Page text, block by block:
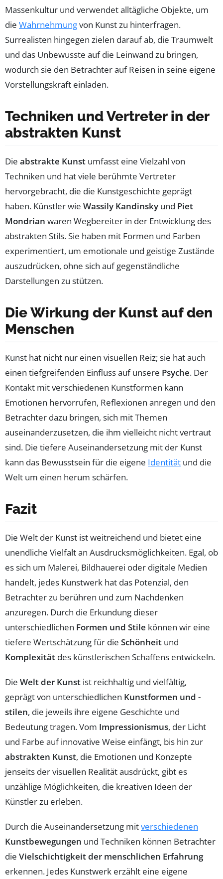
Massenkultur und verwendet alltägliche Objekte, um
die Wahrnehmungvon Kunst zu hinterfragen.
Surrealisten hingegen zielen darauf ab, die Traumwelt
und das Unbewusste auf die Leinwand zu bringen,
wodurch sie den Betrachter auf Reisen in seine eigene
Vorstellungskraft einladen.
Techniken und Vertreter in der
abstrakten Kunst
Die abstrakte Kunst umfasst eine Vielzahl von
Techniken und hat viele berühmte Vertreter
hervorgebracht, die die Kunstgeschichte geprägt
haben. Künstler wie Wassily Kandinsky und Piet
Mondrian waren Wegbereiter in der Entwicklung des
abstrakten Stils. Sie haben mit Formen und Farben
experimentiert, um emotionale und geistige Zustände
auszudrücken, ohne sich auf gegenständliche
Darstellungen zu stützen.
Die Wirkung der Kunst auf den
Menschen
Kunst hat nicht nur einen visuellen Reiz; sie hat auch
einen tiefgreifenden Einfluss auf unsere Psyche. Der
Kontakt mit verschiedenen Kunstformen kann
Emotionen hervorrufen, Reflexionen anregen und den
Betrachter dazu bringen, sich mit Themen
auseinanderzusetzen, die ihm vielleicht nicht vertraut
sind. Die tiefere Auseinandersetzung mit der Kunst
kann das Bewusstsein für die eigene Identität und die
Welt um einen herum schärfen.
Fazit
Die Welt der Kunst ist weitreichend und bietet eine
unendliche Vielfalt an Ausdrucksmöglichkeiten. Egal, ob
es sich um Malerei, Bildhauerei oder digitale Medien
handelt, jedes Kunstwerk hat das Potenzial, den
Betrachter zu berühren und zum Nachdenken
anzuregen. Durch die Erkundung dieser
unterschiedlichen Formen und Stile können wir eine
tiefere Wertschätzung für die Schönheit und
Komplexität des künstlerischen Schaffens entwickeln.
Die Welt der Kunst ist reichhaltig und vielfältig,
geprägt von unterschiedlichen Kunstformen und -
stilen, die jeweils ihre eigene Geschichte und
Bedeutung tragen. Vom Impressionismus, der Licht
und Farbe auf innovative Weise einfängt, bis hin zur
abstrakten Kunst, die Emotionen und Konzepte
jenseits der visuellen Realität ausdrückt, gibt es
unzählige Möglichkeiten, die kreativen Ideen der
Künstler zu erleben.
Durch die Auseinandersetzung mitverschiedenen
Kunstbewegungen und Techniken können Betrachter
die Vielschichtigkeit der menschlichen Erfahrung
erkennen. Jedes Kunstwerk erzählt eine eigene